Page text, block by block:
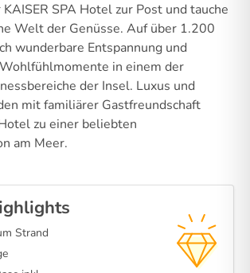
SPA Hotel zur Post und tauche
Welt der Genüsse. Auf über 1.200
wunderbare Entspannung und
in einem der
der Insel. Luxus und
mit familiärer Gastfreundschaft
zu einer beliebten
am Meer.
Strand